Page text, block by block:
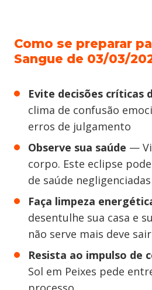
Como se preparar
Sangue de 03/03/
Evite decisões críticas
clima de confusão
erros de julgamento
Observe sua saúde —
corpo. Este eclipse
de saúde negligenciadas
Faça limpeza
desentulhe sua casa e
não serve mais deve
Resista ao impulso de
Sol em Peixes pede